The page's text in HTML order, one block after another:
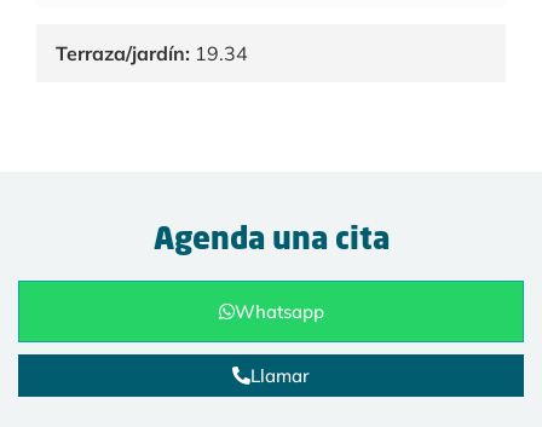
Terraza/jardín: 19.34
Agenda una cita
Whatsapp
Llamar